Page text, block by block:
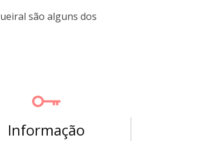
são alguns dos
Informação